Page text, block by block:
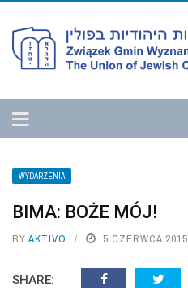
WYDARZENIA
BIMA: BOŻE MÓJ!
BY AKTIVO 5 CZERWCA 2015
SHARE: